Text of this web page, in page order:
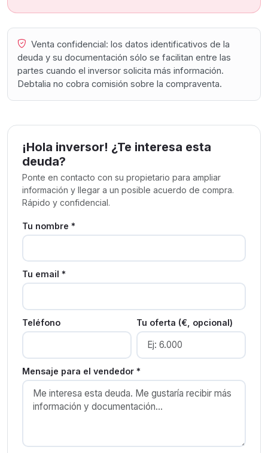
Venta confidencial: los datos identificativos de la
deuda y su documentación sólo se facilitan entre las
partes cuando el inversor solicita más información.
Debtalia no cobra comisión sobre la compraventa.
¡Hola inversor! ¿Te interesa esta
deuda?
Ponte en contacto con su propietario para ampliar
información y llegar a un posible acuerdo de compra.
Rápido y confidencial.
Tu nombre *
Tu email *
Teléfono Tu oferta (€, opcional)
Mensaje para el vendedor *